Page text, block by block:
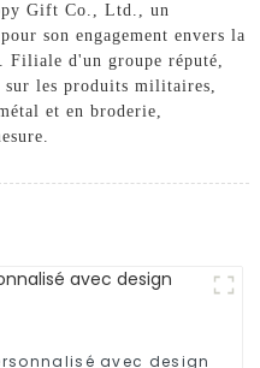
Gift Co., Ltd., un
son engagement envers la
Filiale d'un groupe réputé,
sur les produits militaires,
et en broderie,
avec design